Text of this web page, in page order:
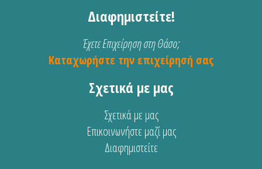
Διαφημιστείτε!
Έχετε Επιχείρηση στη Θάσο;
Καταχωρήστε την επιχείρησή σας
Σχετικά με μας
Σχετικά με μας
Επικοινωνήστε μαζί μας
Διαφημιστείτε